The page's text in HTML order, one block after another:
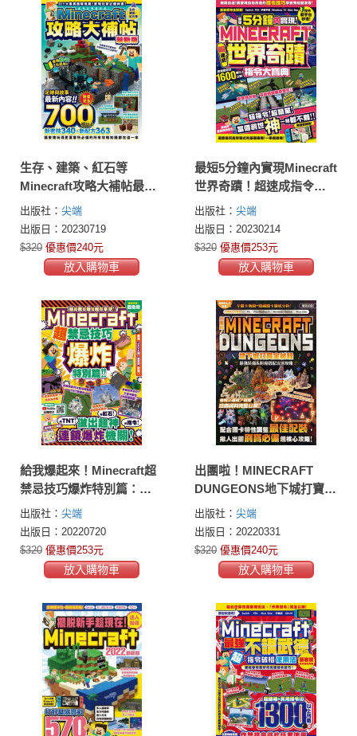
生存、建築、紅石等
Minecraft攻略大補帖最新
版
出版社： 尖端
出版日：20230719
$320 優惠價240元
放入購物車
最短5分鐘內實現Minecraft
世界奇蹟！超速成指令大
寶典
出版社： 尖端
出版日：20230214
$320 優惠價253元
放入購物車
給我爆起來！Minecraft超
禁忌技巧爆炸特別篇：用
TNT+紅石+指令做出超神
連鎖爆炸機關
出版社： 尖端
出版日：20220720
$320 優惠價253元
放入購物車
出團啦！MINECRAFT
DUNGEONS地下城打寶全
秘錄
出版社： 尖端
出版日：20220331
$320 優惠價240元
放入購物車